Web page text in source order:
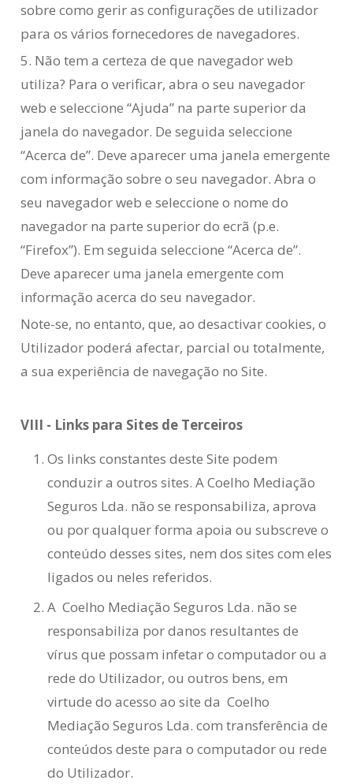
sobre como gerir as configurações de utilizador
para os vários fornecedores de navegadores.
5. Não tem a certeza de que navegador web
utiliza? Para o verificar, abra o seu navegador
web e seleccione “Ajuda” na parte superior da
janela do navegador. De seguida seleccione
“Acerca de”. Deve aparecer uma janela emergente
com informação sobre o seu navegador. Abra o
seu navegador web e seleccione o nome do
navegador na parte superior do ecrã (p.e.
“Firefox”). Em seguida seleccione “Acerca de”.
Deve aparecer uma janela emergente com
informação acerca do seu navegador.
Note-se, no entanto, que, ao desactivar cookies, o
Utilizador poderá afectar, parcial ou totalmente,
a sua experiência de navegação no Site.
VIII - Links para Sites de Terceiros
Os links constantes deste Site podem
conduzir a outros sites. A Coelho Mediação
Seguros Lda. não se responsabiliza, aprova
ou por qualquer forma apoia ou subscreve o
conteúdo desses sites, nem dos sites com eles
ligados ou neles referidos.
A Coelho Mediação Seguros Lda. não se
responsabiliza por danos resultantes de
vírus que possam infetar o computador ou a
rede do Utilizador, ou outros bens, em
virtude do acesso ao site da Coelho
Mediação Seguros Lda. com transferência de
conteúdos deste para o computador ou rede
do Utilizador.